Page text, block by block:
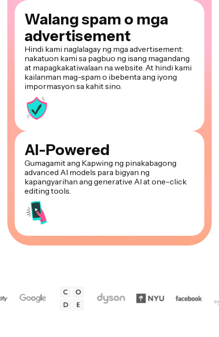
Walang spam o mga
advertisement
Hindi kami naglalagay ng mga advertisement:
nakatuon kami sa pagbuo ng isang magandang
at mapagkakatiwalaan na website. At hindi kami
kailanman mag-spam o ibebenta ang iyong
impormasyon sa kahit sino.
AI-Powered
Gumagamit ang Kapwing ng pinakabagong
advanced AI models para bigyan ng
kapangyarihan ang generative AI at one-click
editing tools.